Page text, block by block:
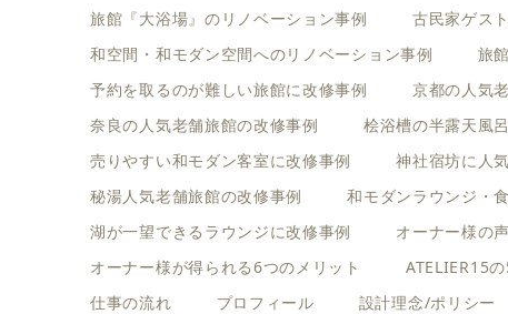
旅館『大浴場』のリノベーション事例
古民家ゲス
和空間・和モダン空間へのリノベーション事例
旅
予約を取るのが難しい旅館に改修事例
京都の人気
奈良の人気老舗旅館の改修事例
桧浴槽の半露天風
売りやすい和モダン客室に改修事例
神社宿坊に人
秘湯人気老舗旅館の改修事例
和モダンラウンジ・
湖が一望できるラウンジに改修事例
オーナー様の声
オーナー様が得られる6つのメリット
ATELIER15
仕事の流れ
プロフィール 設計理念/ポリシー